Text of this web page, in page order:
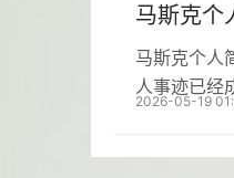
马斯克个
马斯克个人
人事迹已经
2026-05-19